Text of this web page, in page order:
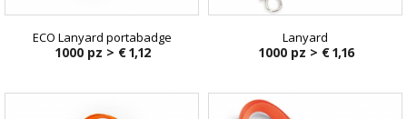
ECO Lanyard portabadge
1000 pz > € 1,12
Lanyard
1000 pz > € 1,16